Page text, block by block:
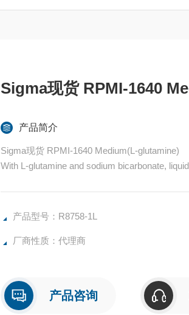
Sigma现货 RPMI-1640
产品简介
Sigma现货 RPMI-1640 Medium(L-glutamine)
With L-glutamine and sodium bicarbonate,
产品型号：R8758-1L
厂商性质：代理商
产品咨询